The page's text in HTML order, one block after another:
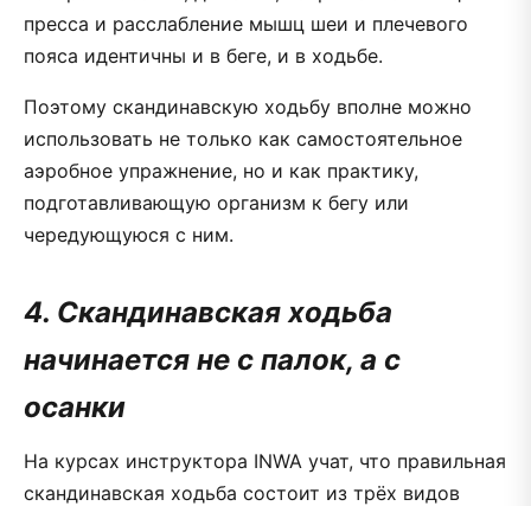
пресса и расслабление мышц шеи и плечевого
пояса идентичны и в беге, и в ходьбе.
Поэтому скандинавскую ходьбу вполне можно
использовать не только как самостоятельное
аэробное упражнение, но и как практику,
подготавливающую организм к бегу или
чередующуюся с ним.
4. Скандинавская ходьба
начинается не с палок, а с
осанки
На курсах инструктора INWA учат, что правильная
скандинавская ходьба состоит из трёх видов